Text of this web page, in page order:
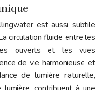
est aussi subtile
circulation fluide entre les
ouverts et les vues
de vie harmonieuse et
de lumière naturelle,